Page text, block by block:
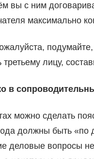
вы с ним
максимально
лицу,
в
можно сделать
должны быть «по
деловые вопросы не